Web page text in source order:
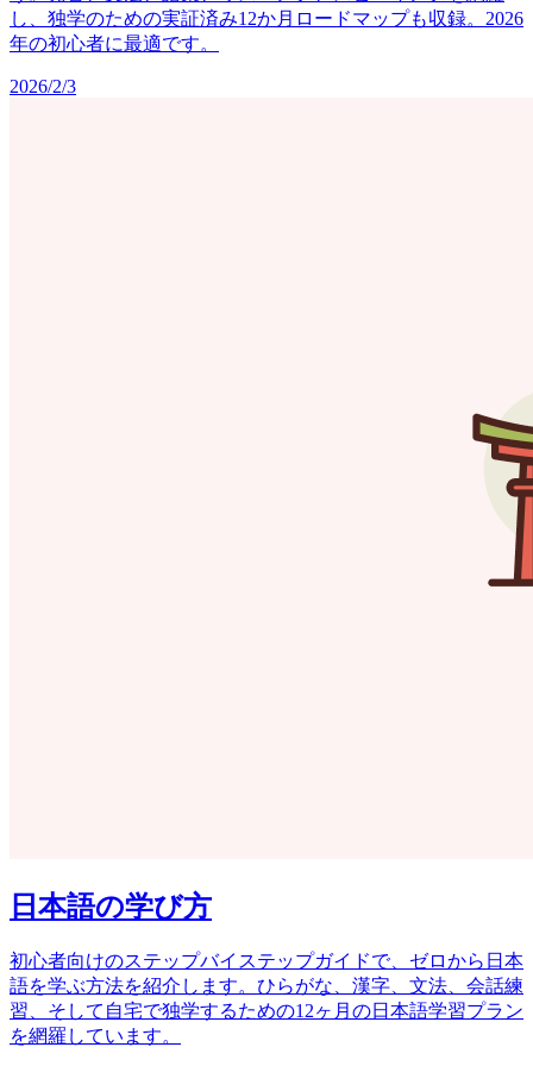
し、独学のための実証済み12か月ロードマップも収録。2026
年の初心者に最適です。
2026/2/3
日本語の学び方
初心者向けのステップバイステップガイドで、ゼロから日本
語を学ぶ方法を紹介します。ひらがな、漢字、文法、会話練
習、そして自宅で独学するための12ヶ月の日本語学習プラン
を網羅しています。